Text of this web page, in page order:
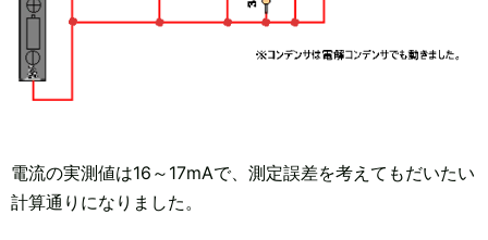
電流の実測値は16～17mAで、測定誤差を考えてもだいたい
計算通りになりました。